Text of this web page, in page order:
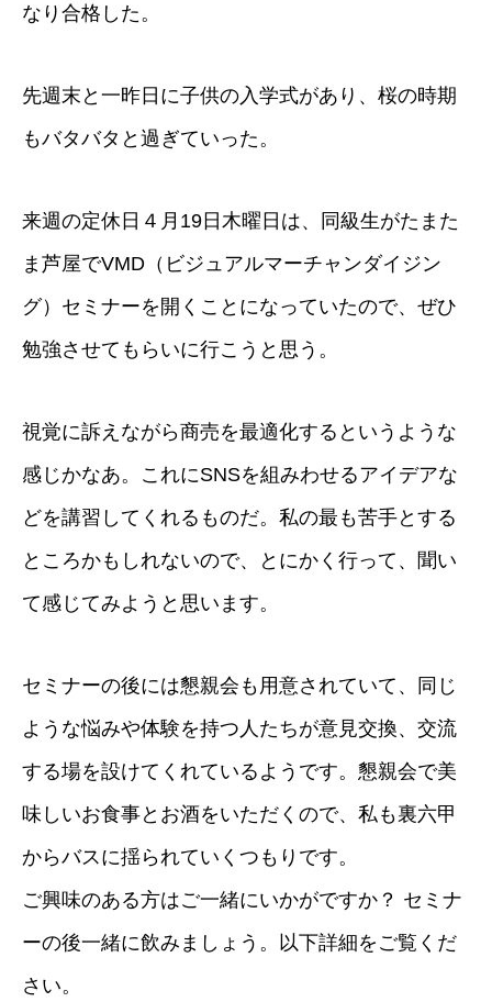
なり合格した。
先週末と一昨日に子供の入学式があり、桜の時期
もバタバタと過ぎていった。
来週の定休日４月19日木曜日は、同級生がたまた
ま芦屋でVMD（ビジュアルマーチャンダイジン
グ）セミナーを開くことになっていたので、ぜひ
勉強させてもらいに行こうと思う。
視覚に訴えながら商売を最適化するというような
感じかなあ。これにSNSを組みわせるアイデアな
どを講習してくれるものだ。私の最も苦手とする
ところかもしれないので、とにかく行って、聞い
て感じてみようと思います。
セミナーの後には懇親会も用意されていて、同じ
ような悩みや体験を持つ人たちが意見交換、交流
する場を設けてくれているようです。懇親会で美
味しいお食事とお酒をいただくので、私も裏六甲
からバスに揺られていくつもりです。
ご興味のある方はご一緒にいかがですか？ セミナ
ーの後一緒に飲みましょう。以下詳細をご覧くだ
さい。